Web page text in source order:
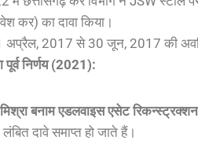
कर) का दावा किया।
अप्रैल, 2017 से 30 जून, 2017 की
पूर्व निर्णय (2021):
बनाम एडलवाइस एसेट
लंबित दावे समाप्त हो जाते हैं।